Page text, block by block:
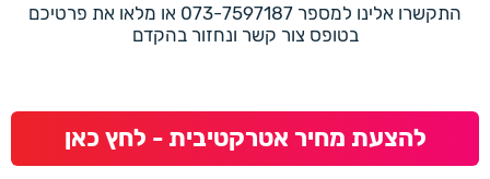
התקשרו אלינו למספר 073-7597187 או מלאו את פרטיכם
בטופס צור קשר ונחזור בהקדם
להצעת מחיר אטרקטיבית - לחץ כאן